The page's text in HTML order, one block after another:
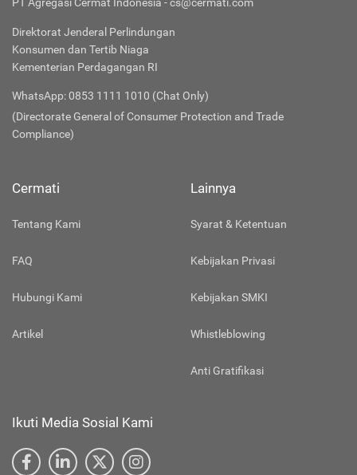
Direktorat Jenderal Perlindungan
Konsumen dan Tertib Niaga
Kementerian Perdagangan RI
WhatsApp: 0853 1111 1010 (Chat Only)
(Directorate General of Consumer Protection and Trade
Compliance)
Cermati
Tentang Kami
FAQ
Hubungi Kami
Artikel
Lainnya
Syarat & Ketentuan
Kebijakan Privasi
Kebijakan SMKI
Whistleblowing
Anti Gratifikasi
Ikuti Media Sosial Kami